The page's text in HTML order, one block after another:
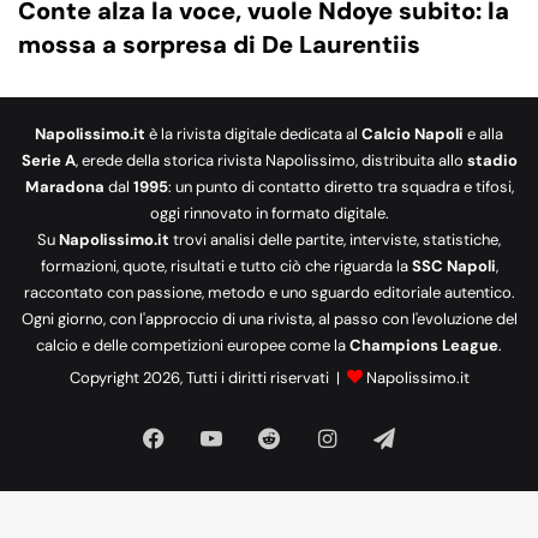
Conte alza la voce, vuole Ndoye subito: la
mossa a sorpresa di De Laurentiis
Napolissimo.it è la rivista digitale dedicata al Calcio Napoli e alla
Serie A, erede della storica rivista Napolissimo, distribuita allo stadio
Maradona dal 1995: un punto di contatto diretto tra squadra e tifosi,
oggi rinnovato in formato digitale.
SuNapolissimo.it trovi analisi delle partite, interviste, statistiche,
formazioni, quote, risultati e tutto ciò che riguarda laSSC Napoli,
raccontato con passione, metodo e uno sguardo editoriale autentico.
Ogni giorno, con l'approccio di una rivista, al passo con l'evoluzione del
calcio e delle competizioni europee come laChampions League.
Copyright 2026, Tutti i diritti riservati |
Napolissimo.it
Facebook
Tube
RedditInstagram